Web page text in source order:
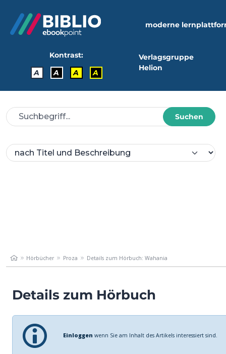
moderne
Kontrast:
A
A A A
Verlagsgruppe
Helion
Suchen
Hörbücher Proza Details zum Hörbuch: Wahania
Details zum Hörbuch
Einloggen wenn Sie am Inhalt des Artikels interessiert sind.